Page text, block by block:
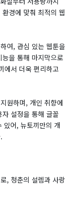
경에 맞춰 최적의 웹
여, 관심 있는 웹툰을
을 통해 마지막으로
에서 더욱 편리하고
원하며, 개인 취향에
설정을 통해 글꼴
있어, 뉴토끼만의 개
, 청춘의 설렘과 사랑